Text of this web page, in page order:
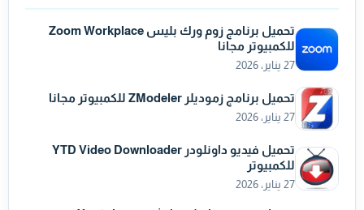
تحميل برنامج زوم ورك بليس Zoom Workplace
للكمبيوتر مجانا
27 يناير، 2026
تحميل برنامج زموديلر ZModeler للكمبيوتر مجانا
27 يناير، 2026
تحميل فيديو داونلودر YTD Video Downloader
للكمبيوتر
27 يناير، 2026